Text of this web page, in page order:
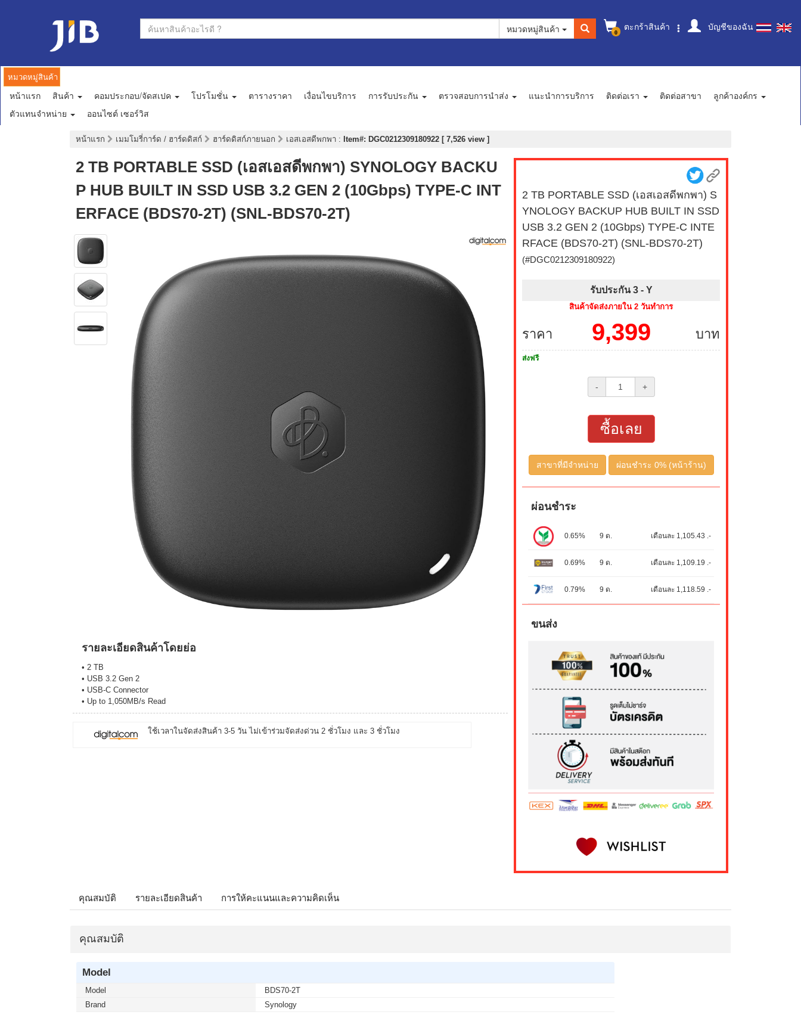
0 ตะกร้าสินค้า บัญชีของฉัน
หมวดหมู่สินค้า
หมวดหมู่สินค้า
หน้าแรก สินค้า คอมประกอบ/จัดสเปค โปรโมชั่น ตารางราคา เงื่อนไขบริการ การรับประกัน ตรวจสอบการนำส่ง แนะนำการบริการ ติดต่อเรา ติดต่อสาขา
ลูกค้าองค์กร
ตัวแทนจำหน่าย
ออนไซต์ เซอร์วิส
หน้าแรก เมมโมรี่การ์ด / ฮาร์ดดิสก์ ฮาร์ดดิสก์ภายนอก เอสเอสดีพกพา : Item#: DGC0212309180922 [ 7,526 view ]
2 TB PORTABLE SSD (เอสเอสดีพกพา) SYNOLOGY BACKU
P HUB BUILT IN SSD USB 3.2 GEN 2 (10Gbps) TYPE-C INT
ERFACE (BDS70-2T) (SNL-BDS70-2T)
รายละเอียดสินค้าโดยย่อ
• 2 TB
• USB 3.2 Gen 2
• USB-C Connector
• Up to 1,050MB/s Read
ใช้เวลาในจัดส่งสินค้า 3-5 วัน ไม่เข้าร่วมจัดส่งด่วน 2 ชั่วโมง และ 3 ชั่วโมง
2 TB PORTABLE SSD (เอสเอสดีพกพา) S
YNOLOGY BACKUP HUB BUILT IN SSD
USB 3.2 GEN 2 (10Gbps) TYPE-C INTE
RFACE (BDS70-2T) (SNL-BDS70-2T)
(#DGC0212309180922)
รับประกัน 3 - Y
สินค้าจัดส่งภายใน 2 วันทำการ
ราคา บาท
9,399
ส่งฟรี
- +
ซื้อเลย
สาขาที่มีจำหน่าย ผ่อนชำระ 0% (หน้าร้าน)
ผ่อนชำระ
0.65% 9 ด. เดือนละ 1,105.43 .-
0.69% 9 ด. เดือนละ 1,109.19 .-
0.79% 9 ด. เดือนละ 1,118.59 .-
ขนส่ง
คุณสมบัติ รายละเอียดสินค้า การให้คะแนนและความคิดเห็น
คุณสมบัติ
Model
Model
BDS70-2T
Brand
Synology